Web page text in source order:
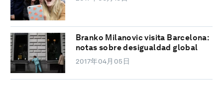
Branko Milanovic visita Barcelona:
notas sobre desigualdad global
2017年04月05日